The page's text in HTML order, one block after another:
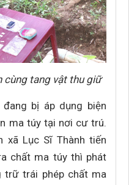
cùng tang vật thu giữ
bị áp dụng biện
ma túy tại nơi cư trú.
xã Lục Sĩ Thành tiến
chất ma túy thì phát
trữ trái phép chất ma